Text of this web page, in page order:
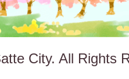
City. All Rights